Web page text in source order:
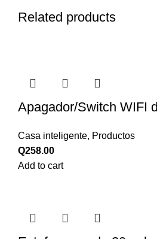
Related products
Apagador/Switch WIFI
Casa inteligente, Productos
Q258.00
Add to cart